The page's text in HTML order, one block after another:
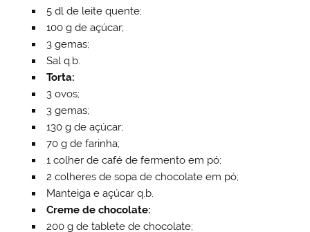
5 dl de leite quente;
100 g de açúcar;
3 gemas;
Sal q.b.
Torta:
3 ovos;
3 gemas;
130 g de açúcar;
70 g de farinha;
1 colher de café de fermento em pó;
2 colheres de sopa de chocolate em pó;
Manteiga e açúcar q.b.
Creme de chocolate:
200 g de tablete de chocolate;